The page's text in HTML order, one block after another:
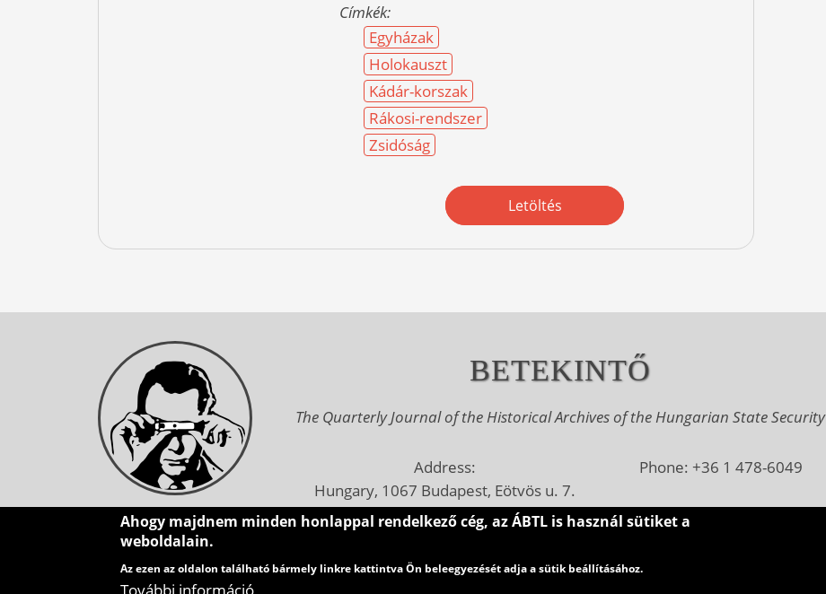
Címkék:
Egyházak
Holokauszt
Kádár-korszak
Rákosi-rendszer
Zsidóság
Letöltés
BETEKINTŐ
The Quarterly Journal of the Historical Archives of the Hungarian State Security
Address:
Hungary, 1067 Budapest, Eötvös u. 7.
Mailing address:
Hungary, 1410 Budapest, Pf.: 119.
Phone: +36 1 478-6049
E-mail: betekinto@abtl.hu
Ahogy majdnem minden honlappal rendelkező cég, az ÁBTL is használ sütiket a
weboldalain.
Az ezen az oldalon található bármely linkre kattintva Ön beleegyezését adja a sütik beállításához.